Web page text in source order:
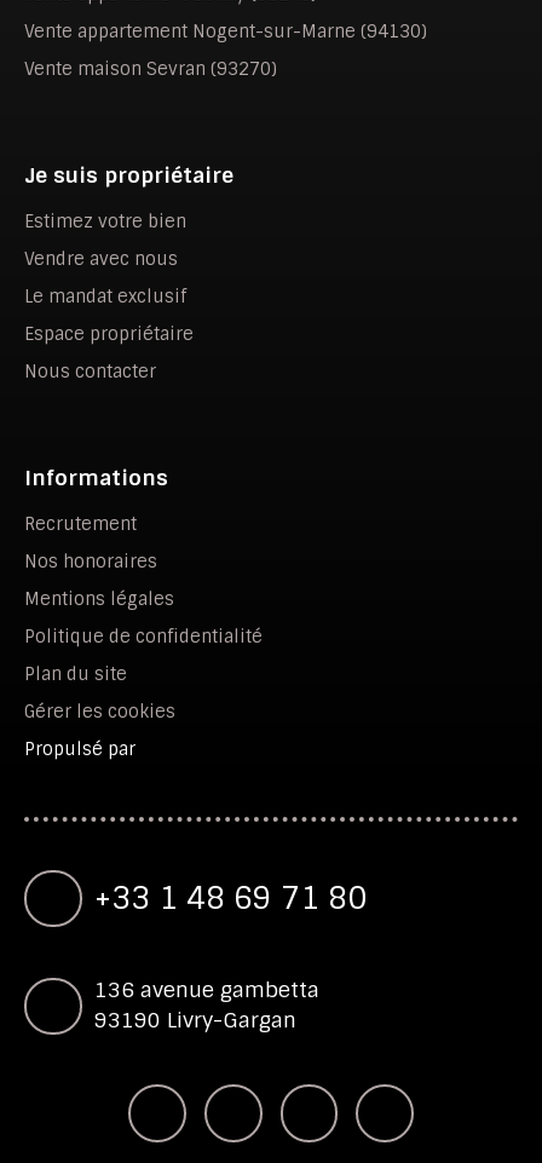
Vente appartement Nogent-sur-Marne (94130)
Vente maison Sevran (93270)
Je suis propriétaire
Estimez votre bien
Vendre avec nous
Le mandat exclusif
Espace propriétaire
Nous contacter
Informations
Recrutement
Nos honoraires
Mentions légales
Politique de confidentialité
Plan du site
Gérer les cookies
Propulsé par
+33 1 48 69 71 80
136 avenue gambetta
93190 Livry-Gargan